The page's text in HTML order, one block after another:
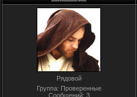
Рядовой
Группа: Проверенные
Сообщений: 3